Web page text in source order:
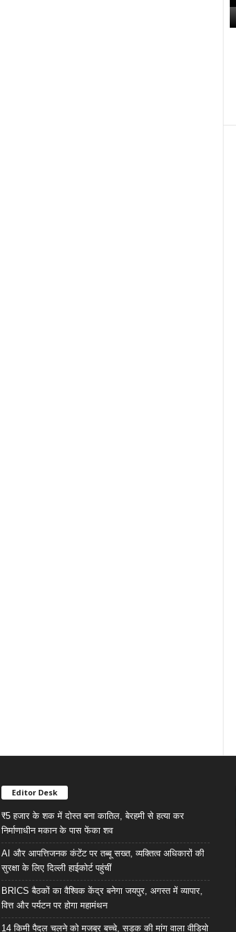
Editor Desk
₹5 हजार के शक में दोस्त बना कातिल, बेरहमी से हत्या कर
निर्माणाधीन मकान के पास फेंका शव
AI और आपत्तिजनक कंटेंट पर तब्बू सख्त, व्यक्तित्व अधिकारों की
सुरक्षा के लिए दिल्ली हाईकोर्ट पहुंचीं
BRICS बैठकों का वैश्विक केंद्र बनेगा जयपुर, अगस्त में व्यापार,
वित्त और पर्यटन पर होगा महामंथन
14 किमी पैदल चलने को मजबूर बच्चे, सड़क की मांग वाला वीडियो